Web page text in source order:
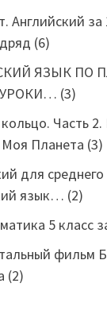
Английский за
(6)
ЯЗЫК ПО
УРОКИ… (3)
Часть 2.
Планета (3)
для
язык… (2)
5 класс
фильм
(2)